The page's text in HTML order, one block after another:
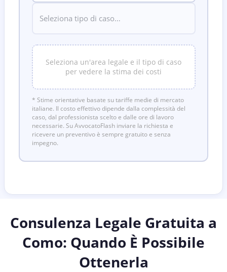
Seleziona un'area legale e il tipo di caso
per vedere la stima dei costi
* Stime orientative basate su tariffe medie di mercato
italiane. Il costo effettivo dipende dalla complessità del
caso, dal professionista scelto e dalle ore di lavoro
necessarie. Su AvvocatoFlash inviare la richiesta e
ricevere un preventivo è sempre gratuito e senza
impegno.
Consulenza Legale Gratuita a
Como: Quando È Possibile
Ottenerla